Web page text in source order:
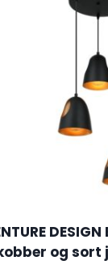
og sort